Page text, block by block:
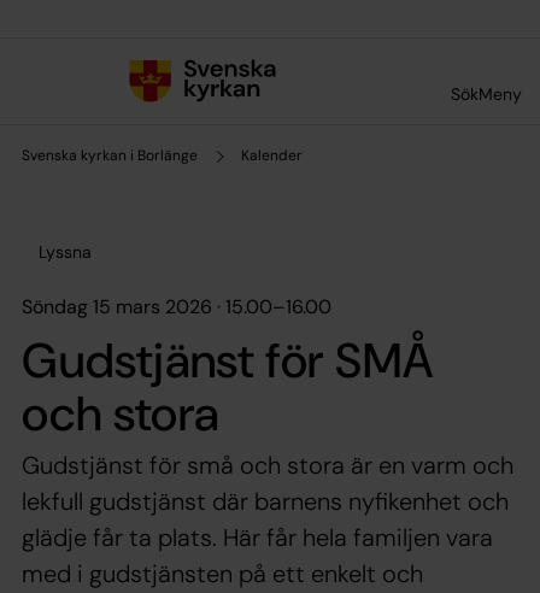
SökMeny
Svenska kyrkan i Borlänge Kalender
Lyssna
söndag 15 mars 2026 · 15.00–16.00
Gudstjänst för SMÅ
och stora
Gudstjänst för små och stora är en varm och
lekfull gudstjänst där barnens nyfikenhet och
glädje får ta plats. Här får hela familjen vara
med i gudstjänsten på ett enkelt och